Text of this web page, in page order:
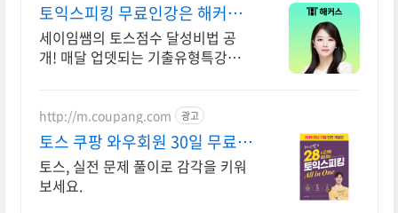
토익스피킹 무료인강은 해커스
토스 자료집도 무료다
세이임쌤의 토스점수 달성비법 공
개! 매달 업뎃되는 기출유형특강으
http://m.coupang.com 광고
토스 쿠팡 와우회원 30일 무료반
품
토스, 실전 문제 풀이로 감각을 키워
보세요.